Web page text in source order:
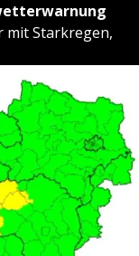
mit Starkregen,